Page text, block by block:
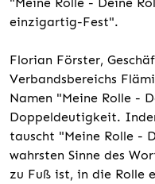
einzigartig-Fest".
Florian Förster,
Verbandsbereichs
Namen "Meine Rolle -
Doppeldeutigkeit.
tauscht "Meine Rolle -
wahrsten Sinne des
zu Fuß ist, in die Rolle